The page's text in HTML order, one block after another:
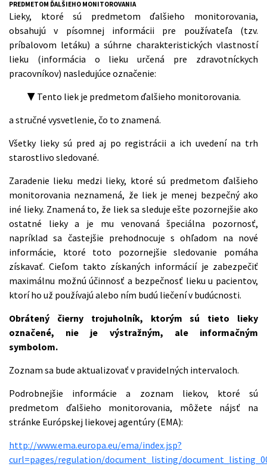
PREDMETOM ĎALŠIEHO MONITOROVANIA
Lieky, ktoré sú predmetom ďalšieho monitorovania,
obsahujú v písomnej informácii pre používateľa (tzv.
príbalovom letáku) a súhrne charakteristických vlastností
lieku (informácia o lieku určená pre zdravotníckych
pracovníkov) nasledujúce označenie:
▼ Tento liek je predmetom ďalšieho monitorovania.
a stručné vysvetlenie, čo to znamená.
Všetky lieky sú pred aj po registrácii a ich uvedení na trh
starostlivo sledované.
Zaradenie lieku medzi lieky, ktoré sú predmetom ďalšieho
monitorovania neznamená, že liek je menej bezpečný ako
iné lieky. Znamená to, že liek sa sleduje ešte pozornejšie ako
ostatné lieky a je mu venovaná špeciálna pozornosť,
napríklad sa častejšie prehodnocuje s ohľadom na nové
informácie, ktoré toto pozornejšie sledovanie pomáha
získavať. Cieľom takto získaných informácií je zabezpečiť
maximálnu možnú účinnosť a bezpečnosť lieku u pacientov,
ktorí ho už používajú alebo ním budú liečení v budúcnosti.
Obrátený čierny trojuholník, ktorým sú tieto lieky
označené, nie je výstražným, ale informačným
symbolom.
Zoznam sa bude aktualizovať v pravidelných intervaloch.
Podrobnejšie informácie a zoznam liekov, ktoré sú
predmetom ďalšieho monitorovania, môžete nájsť na
stránke Európskej liekovej agentúry (EMA):
http://www.ema.europa.eu/ema/index.jsp?
curl=pages/regulation/document_listing/